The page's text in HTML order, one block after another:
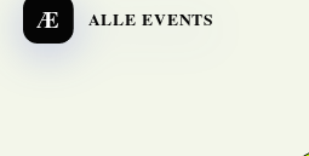
Æ ALLE EVENTS